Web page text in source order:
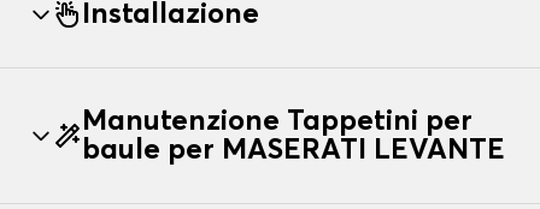
Installazione
Manutenzione Tappetini per
baule per MASERATI LEVANTE